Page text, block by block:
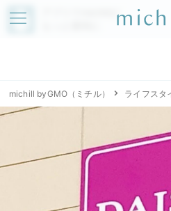
アプリでmichillが
michill byGMO（ミチル） ライフスタ